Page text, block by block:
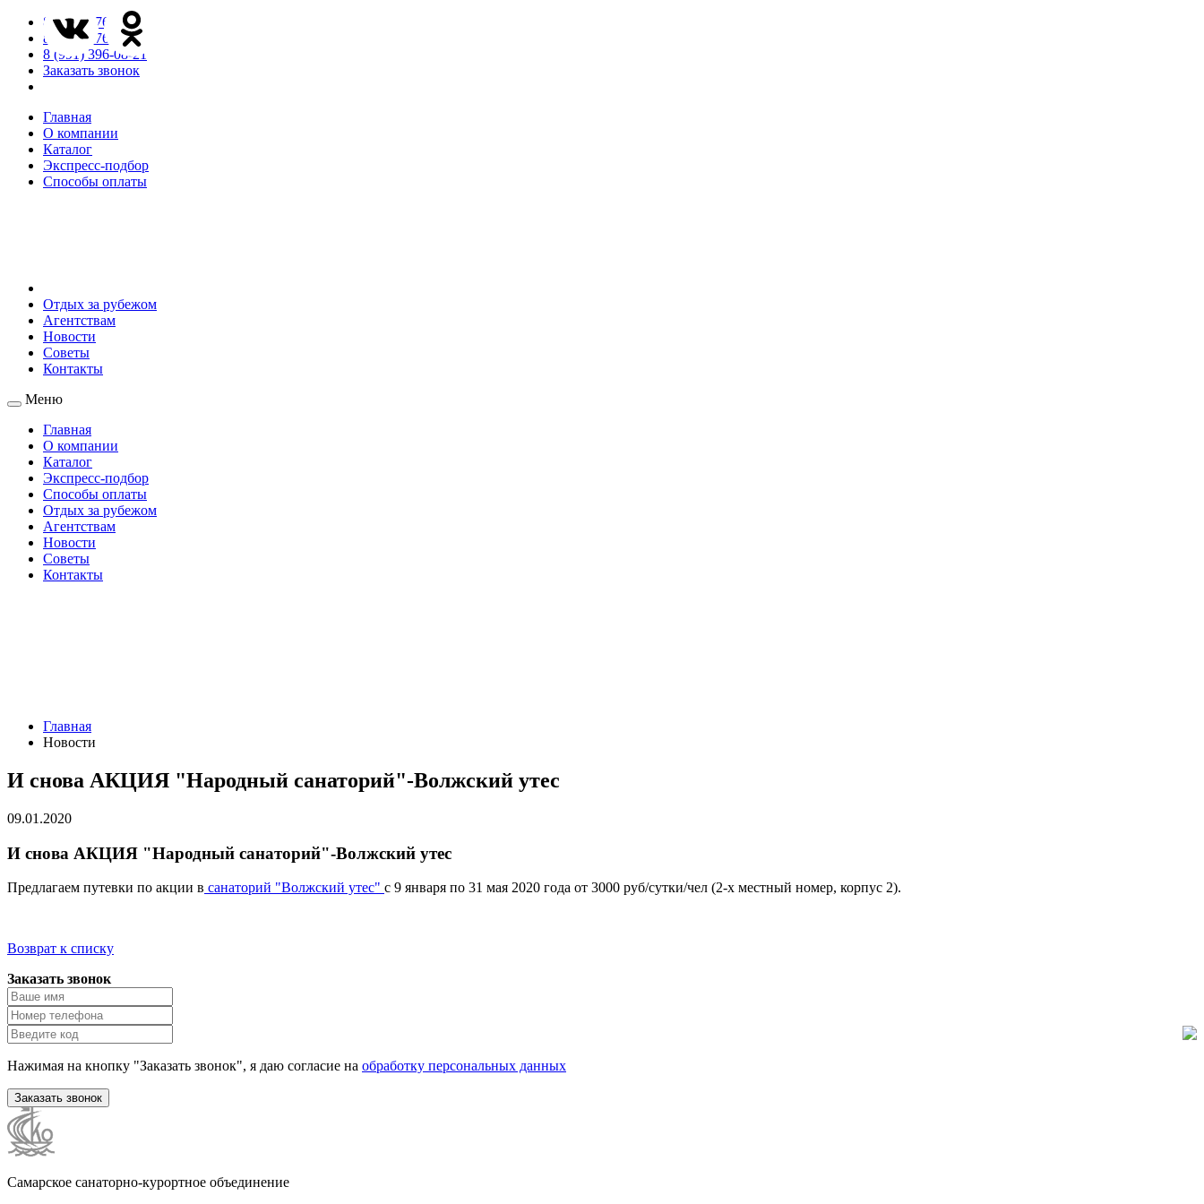
8 (846) 276-85-65
8 (846) 276-85-66
8 (991) 396-08-21
Заказать звонок
Главная
О компании
Каталог
Экспресс-подбор
Способы оплаты
Отдых за рубежом
Агентствам
Новости
Советы
Контакты
Меню
Главная
О компании
Каталог
Экспресс-подбор
Способы оплаты
Отдых за рубежом
Агентствам
Новости
Советы
Контакты
Главная
Новости
И снова АКЦИЯ "Народный санаторий"-Волжский утес
09.01.2020
И снова АКЦИЯ "Народный санаторий"-Волжский утес
Предлагаем путевки по акции в санаторий "Волжский утес" с 9 января по 31 мая 2020 года от 3000 руб/сутки/чел (2-х местный номер, корпус 2).
Возврат к списку
Заказать звонок
Нажимая на кнопку "Заказать звонок", я даю согласие на обработку персональных данных
Заказать звонок
Самарское санаторно-курортное объединение